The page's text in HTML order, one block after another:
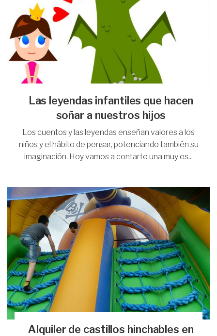
Las leyendas infantiles que hacen
soñar a nuestros hijos
Los cuentos y las leyendas enseñan valores a los
niños y el hábito de pensar, potenciando también su
imaginación. Hoy vamos a contarte una muy es...
Alquiler de castillos hinchables en